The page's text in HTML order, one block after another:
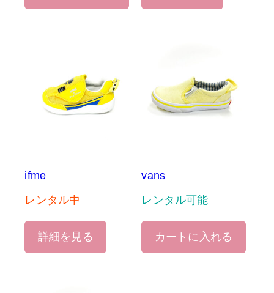
ifme
レンタル中
詳細を見る
vans
レンタル可能
カートに入れる